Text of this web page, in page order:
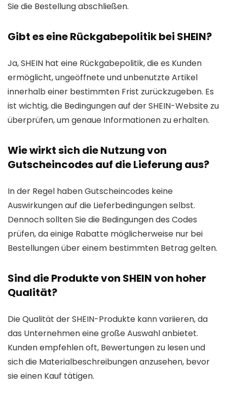
Sie die Bestellung abschließen.
Gibt es eine Rückgabepolitik bei SHEIN?
Ja, SHEIN hat eine Rückgabepolitik, die es Kunden
ermöglicht, ungeöffnete und unbenutzte Artikel
innerhalb einer bestimmten Frist zurückzugeben. Es
ist wichtig, die Bedingungen auf der SHEIN-Website zu
überprüfen, um genaue Informationen zu erhalten.
Wie wirkt sich die Nutzung von
Gutscheincodes auf die Lieferung aus?
In der Regel haben Gutscheincodes keine
Auswirkungen auf die Lieferbedingungen selbst.
Dennoch sollten Sie die Bedingungen des Codes
prüfen, da einige Rabatte möglicherweise nur bei
Bestellungen über einem bestimmten Betrag gelten.
Sind die Produkte von SHEIN von hoher
Qualität?
Die Qualität der SHEIN-Produkte kann variieren, da
das Unternehmen eine große Auswahl anbietet.
Kunden empfehlen oft, Bewertungen zu lesen und
sich die Materialbeschreibungen anzusehen, bevor
sie einen Kauf tätigen.